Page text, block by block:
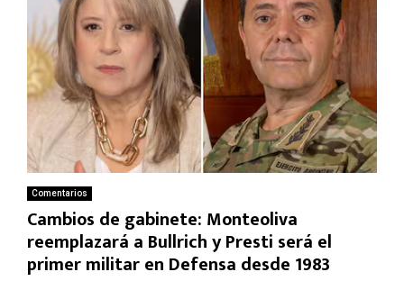
Comentarios
Cambios de gabinete: Monteoliva
reemplazará a Bullrich y Presti será el
primer militar en Defensa desde 1983